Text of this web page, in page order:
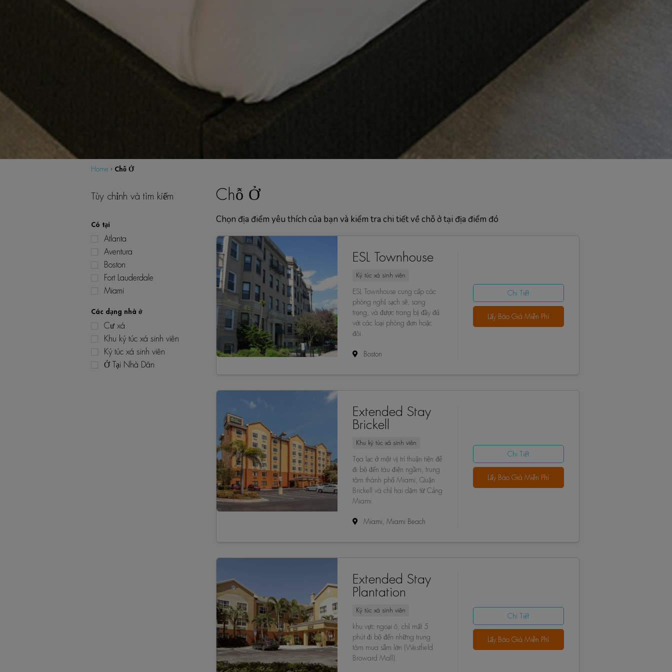
Home › Chỗ Ở
Tùy chỉnh và tìm kiếm
Có tại
Atlanta
Aventura
Boston
Fort Lauderdale
Miami
Các dạng nhà ở
Cư xá
Khu ký túc xá sinh viên
Ký túc xá sinh viên
Ở Tại Nhà Dân
Chỗ Ở
Chọn địa điểm yêu thích của bạn và kiểm tra chi tiết về chỗ ở tại địa điểm đó
ESL Townhouse
Ký túc xá sinh viên
ESL Townhouse cung cấp các
phòng nghỉ sạch sẽ, sang
trọng, và được trang bị đầy đủ
với các loại phòng đơn hoặc
đôi.
Boston
Chi Tiết
Lấy Báo Giá Miễn Phí
Extended Stay
Brickell
Khu ký túc xá sinh viên
Tọa lạc ở một vị trí thuận tiện để
đi bộ đến tàu điện ngầm, trung
tâm thành phố Miami, Quận
Brickell và chỉ hai dặm từ Cảng
Miami.
Miami, Miami Beach
Chi Tiết
Lấy Báo Giá Miễn Phí
Extended Stay
Plantation
Ký túc xá sinh viên
khu vực ngoại ô, chỉ mất 5
phút đi bộ đến những trung
tâm mua sắm lớn (Westfield
Broward Mall).
Chi Tiết
Lấy Báo Giá Miễn Phí